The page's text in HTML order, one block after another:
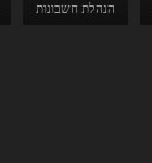
הנהלת חשבונות